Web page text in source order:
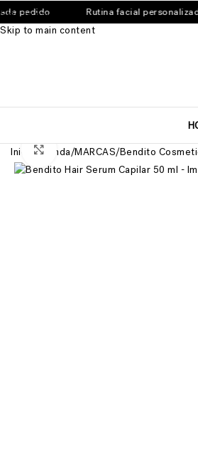
Skip to navigation
Skip to main content
Rutina facial personalizada
Inicio/Tienda/MARCAS/Bendito
Ver más grande